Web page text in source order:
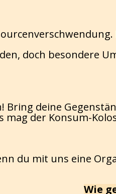
doch besondere
deine
mag der Konsum-
du mit uns eine
Wie